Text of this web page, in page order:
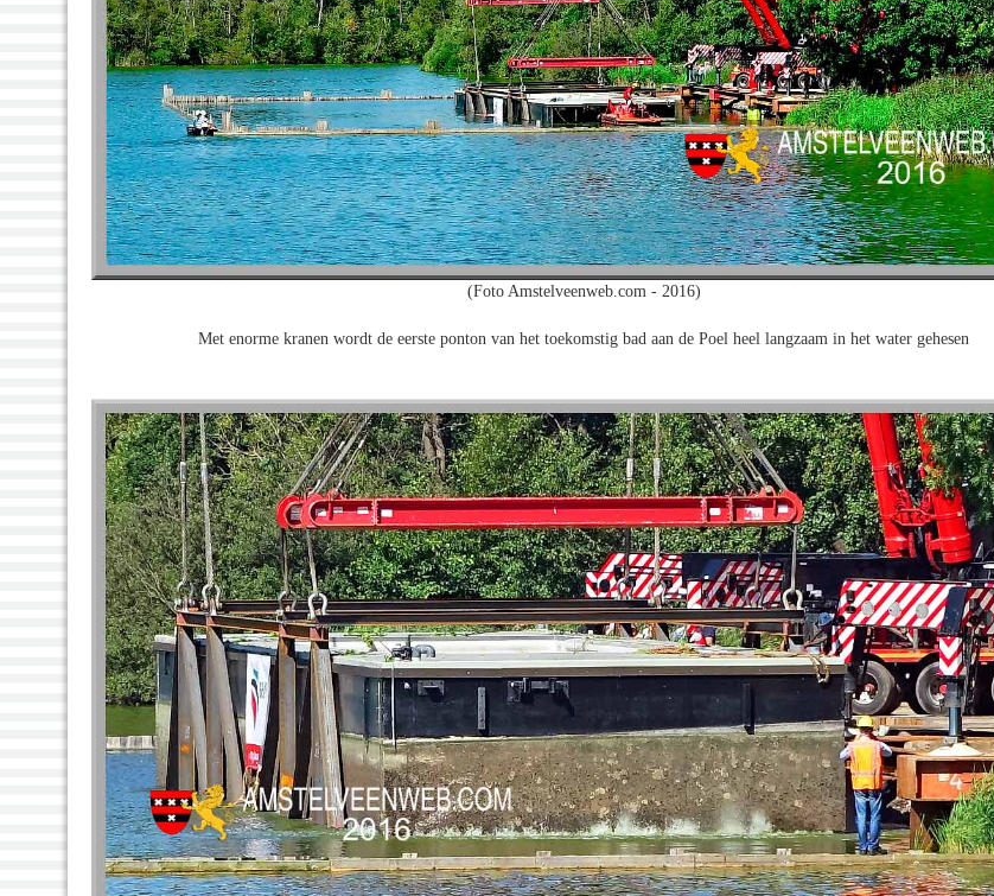
(Foto Amstelveenweb.com - 2016)
Met enorme kranen wordt de eerste ponton van het toekomstig bad aan de Poel heel langzaam in het water gehesen